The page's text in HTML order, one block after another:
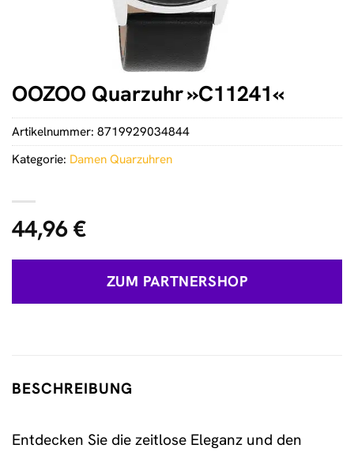
OOZOO Quarzuhr »C11241«
44,96€
ZUM PARTNERSHOP
Artikelnummer: 8719929034844
Kategorie: Damen Quarzuhren
BESCHREIBUNG
Entdecken Sie die zeitlose Eleganz und den